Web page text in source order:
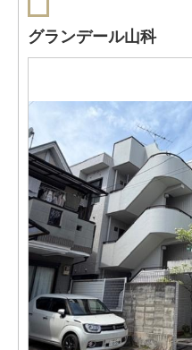
グランデール山科